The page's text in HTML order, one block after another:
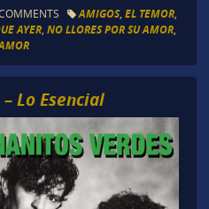
AMIGOS, EL TEMOR,
AYER, NO LLORES POR SU AMOR,
Lo Esencial